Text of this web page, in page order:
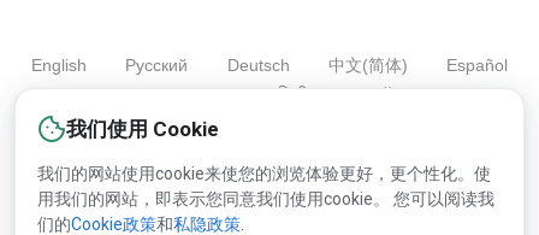
我们使用 Cookie
我们的网站使用cookie来使您的浏览体验更好，更个性化。使
用我们的网站，即表示您同意我们使用cookie。 您可以阅读我
们的Cookie政策和私隐政策
English Русский Deutsch 中文(简体)
Español
हिन्दी العربية
Bahasa Indonesia
版权© 2000-2025 Lesprom Network 并保留所有权力.